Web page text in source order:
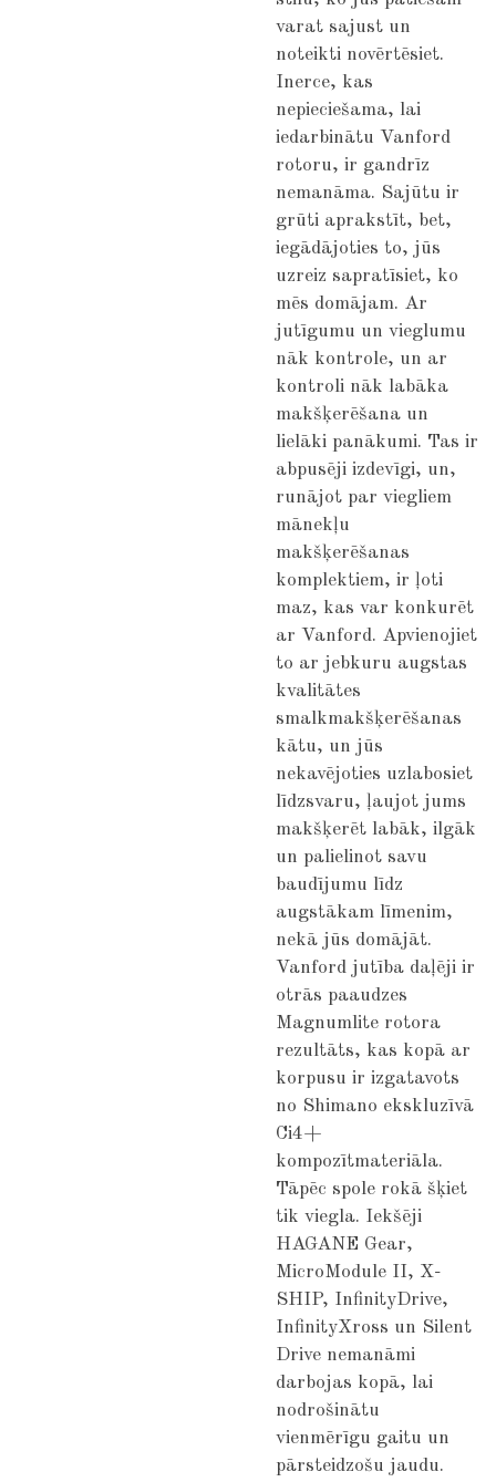
varat sajust un
noteikti novērtēsiet.
Inerce, kas
nepieciešama, lai
iedarbinātu Vanford
rotoru, ir gandrīz
nemanāma. Sajūtu ir
grūti aprakstīt, bet,
iegādājoties to, jūs
uzreiz sapratīsiet, ko
mēs domājam. Ar
jutīgumu un vieglumu
nāk kontrole, un ar
kontroli nāk labāka
makšķerēšana un
lielāki panākumi. Tas ir
abpusēji izdevīgi, un,
runājot par viegliem
mānekļu
makšķerēšanas
komplektiem, ir ļoti
maz, kas var konkurēt
ar Vanford. Apvienojiet
to ar jebkuru augstas
kvalitātes
smalkmakšķerēšanas
kātu, un jūs
nekavējoties uzlabosiet
līdzsvaru, ļaujot jums
makšķerēt labāk, ilgāk
un palielinot savu
baudījumu līdz
augstākam līmenim,
nekā jūs domājāt.
Vanford jutība daļēji ir
otrās paaudzes
Magnumlite rotora
rezultāts, kas kopā ar
korpusu ir izgatavots
no Shimano ekskluzīvā
Ci4+
kompozītmateriāla.
Tāpēc spole rokā šķiet
tik viegla. Iekšēji
HAGANE Gear,
MicroModule II, X-
SHIP, InfinityDrive,
InfinityXross un Silent
Drive nemanāmi
darbojas kopā, lai
nodrošinātu
vienmērīgu gaitu un
pārsteidzošu jaudu.